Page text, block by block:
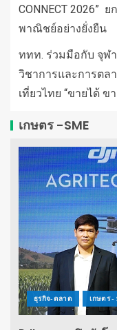
CONNECT 2026”
พาณิชย์อย่างยั่งยืน
ททท. ร่วมมือกับ จุฬ
วิชาการและการตล
เที่ยวไทย “ขายได้ ข
เกษตร -SME
ธุรกิจ-ตลาด เกษตร -